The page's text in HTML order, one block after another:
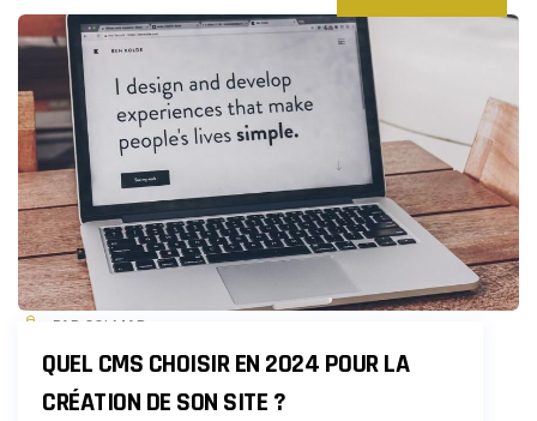
PAR COLMAR
QUEL CMS CHOISIR EN 2024 POUR LA
CRÉATION DE SON SITE ?